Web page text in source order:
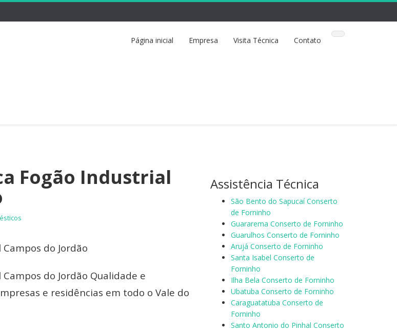
Página inicial Empresa Visita Técnica Contato
Fogão Industrial
do Jordão
do Jordão Qualidade e
e residências em todo o Vale do
Assistência Técnica
São Bento do Sapucaí Conserto
de Forninho
Guararema Conserto de Forninho
Guarulhos Conserto de Forninho
Arujá Conserto de Forninho
Santa Isabel Conserto de
Forninho
Ilha Bela Conserto de Forninho
Ubatuba Conserto de Forninho
Caraguatatuba Conserto de
Forninho
Santo Antonio do Pinhal Conserto